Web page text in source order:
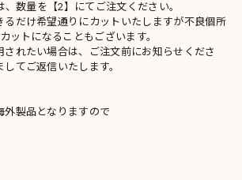
数量を【2】にてご注文ください。
るだけ希望通りにカットいたしますが不良個所
ットになることもございます。
されたい場合は、ご注文前にお知らせくださ
てご返信いたします。
外製品となりますので